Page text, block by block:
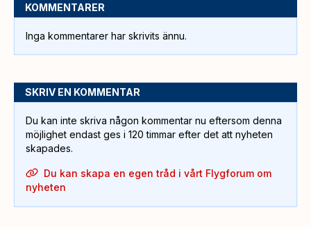
KOMMENTARER
Inga kommentarer har skrivits ännu.
SKRIV EN KOMMENTAR
Du kan inte skriva någon kommentar nu eftersom denna
möjlighet endast ges i 120 timmar efter det att nyheten
skapades.
Du kan skapa en egen tråd i vårt Flygforum om
nyheten